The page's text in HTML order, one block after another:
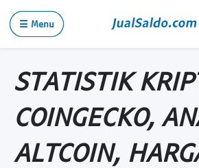
☰ Menu
STATISTIK
COINGECKO,
ALTCOIN,